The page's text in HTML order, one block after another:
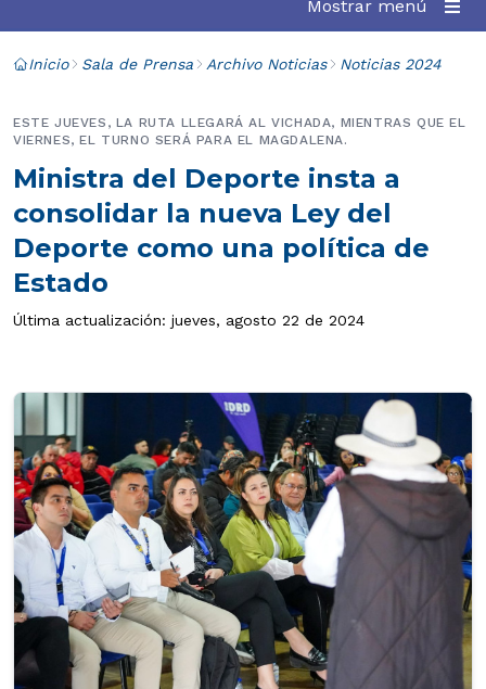
Mostrar menú
Inicio Sala de Prensa Archivo Noticias Noticias 2024
Ministra del Deporte insta a
consolidar la nueva Ley del
Deporte como una política de
Estado
ESTE JUEVES, LA RUTA LLEGARÁ AL VICHADA, MIENTRAS QUE EL
VIERNES, EL TURNO SERÁ PARA EL MAGDALENA.
Última actualización: jueves, agosto 22 de 2024